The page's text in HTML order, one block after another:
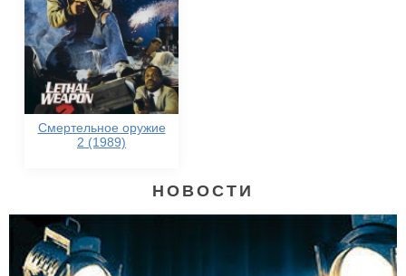
Смертельное оружие
2 (1989)
НОВОСТИ